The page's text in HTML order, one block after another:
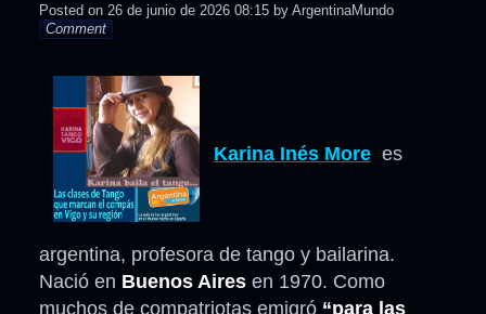
Posted on 26 de junio de 2026 08:15 by ArgentinaMundo
Comment
Karina Inés More es
argentina, profesora de tango y bailarina.
Nació en Buenos Aires en 1970. Como
muchos de compatriotas emigró “para las